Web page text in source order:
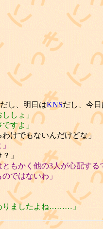
し、明日はKNSだし、今
しょ」
すよ」
けでもないんだけどな」
」
かく他の3人が心配する
ではないわ」
りましたよね………」